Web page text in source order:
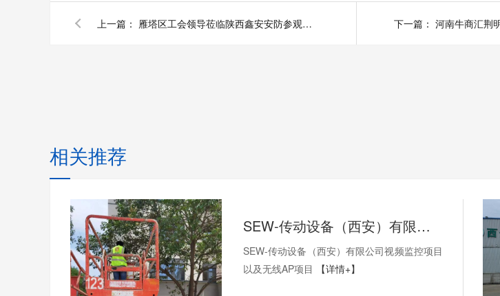
上一篇： 雁塔区工会领导莅临陕西鑫安安防参观指导工作 下一篇：
相关推荐
SEW-传动设备（西安）有限公司视频监控项目以及无线AP项目
SEW-传动设备（西安）有限公司视频监控项目
以及无线AP项目
【详情+】